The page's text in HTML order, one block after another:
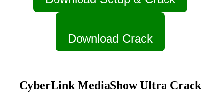
Download Crack
CyberLink MediaShow Ultra Crack